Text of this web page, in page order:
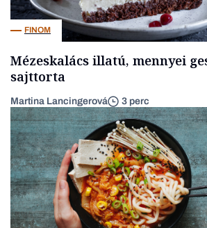
FINOM
Mézeskalács illatú, mennyei
sajttorta
Martina Lancingerová 3 perc